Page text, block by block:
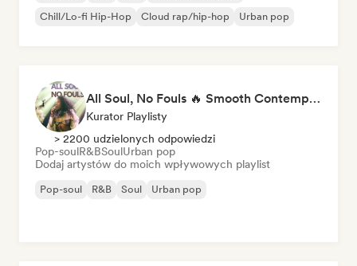
Chill/Lo-fi Hip-Hop
Cloud rap/hip-hop Urban pop
All Soul, No Fouls 🔥 Smooth Contemporary R&B & Neo Soul
Kurator Playlisty
> 2200 udzielonych odpowiedzi
Pop-soulR&BSoulUrban pop
Dodaj artystów do moich wpływowych playlist
Pop-soul R&B Soul Urban pop